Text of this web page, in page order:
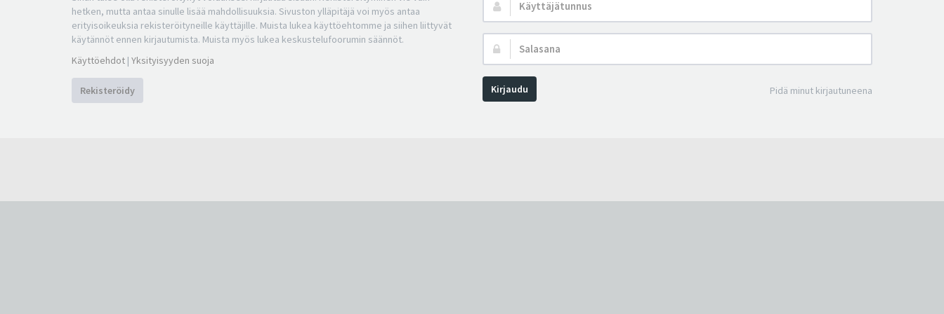
hetken, mutta antaa sinulle lisää mahdollisuuksia. Sivuston ylläpitäjä voi myös antaa
erityisoikeuksia rekisteröityneille käyttäjille. Muista lukea käyttöehtomme ja siihen liittyvät
käytännöt ennen kirjautumista. Muista myös lukea keskustelufoorumin säännöt.
Käyttöehdot | Yksityisyyden suoja
Rekisteröidy
Käyttäjätunnus:
Salasana:
Pidä minut kirjautuneena
Kirjaudu